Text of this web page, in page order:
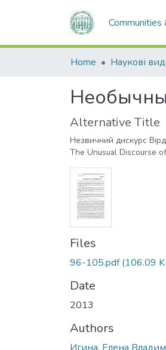
Communities
Home
Alternative Title
Незвичний дискурс
The Unusual Discourse
Files
96-105.pdf(106.09
Date
2013
Authors